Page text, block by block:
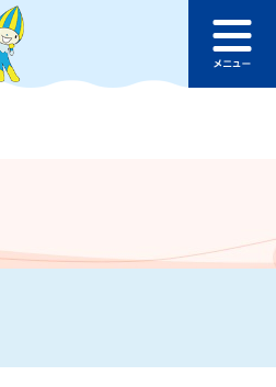
ージの本文へ
ュ